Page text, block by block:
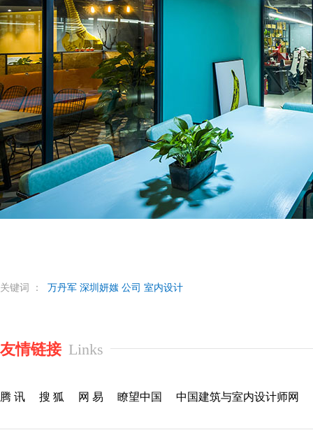
关键词 ： 万丹军 深圳妍媸 公司 室内设计
友情链接 Links
腾 讯 搜 狐 网 易 瞭望中国 中国建筑与室内设计师网